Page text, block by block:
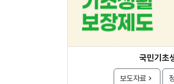
국민기초
보도자료